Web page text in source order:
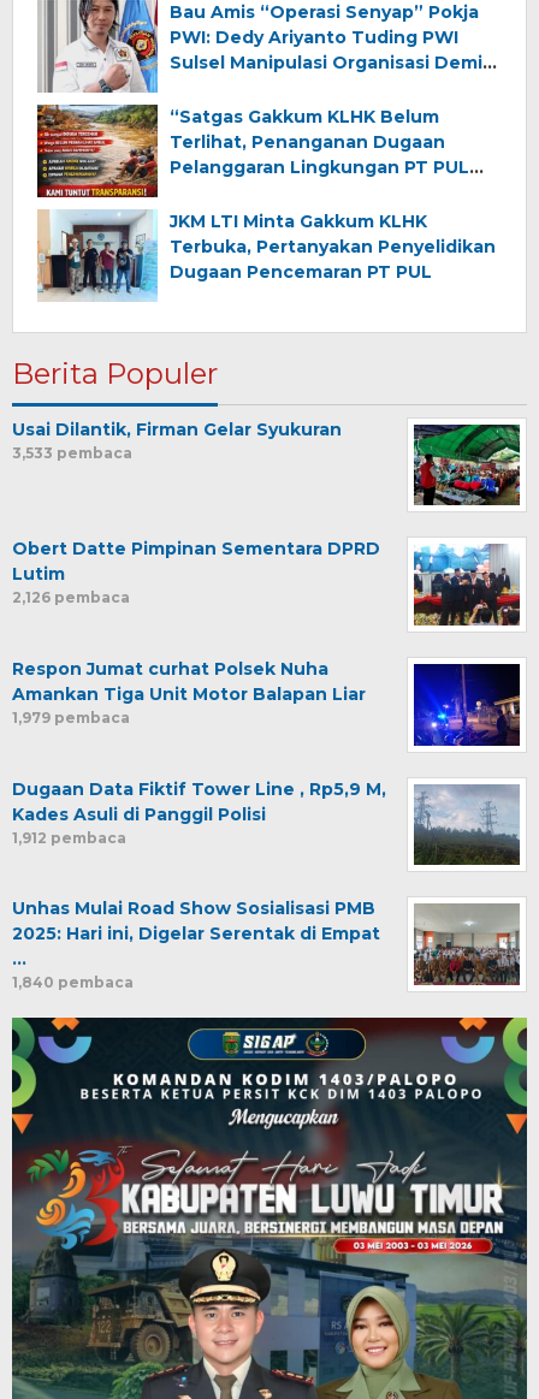
Bau Amis “Operasi Senyap” Pokja
PWI: Dedy Ariyanto Tuding PWI
Sulsel Manipulasi Organisasi Demi
“Satgas Gakkum KLHK Belum
Terlihat, Penanganan Dugaan
Pelanggaran Lingkungan PT PUL
JKM LTI Minta Gakkum KLHK
Terbuka, Pertanyakan Penyelidikan
Dugaan Pencemaran PT PUL
Berita Populer
Usai Dilantik, Firman Gelar Syukuran
3,533 pembaca
Obert Datte Pimpinan Sementara DPRD
Lutim
2,126 pembaca
Respon Jumat curhat Polsek Nuha
Amankan Tiga Unit Motor Balapan Liar
1,979 pembaca
Dugaan Data Fiktif Tower Line , Rp5,9 M,
Kades Asuli di Panggil Polisi
1,912 pembaca
Unhas Mulai Road Show Sosialisasi PMB
2025: Hari ini, Digelar Serentak di Empat
…
1,840 pembaca